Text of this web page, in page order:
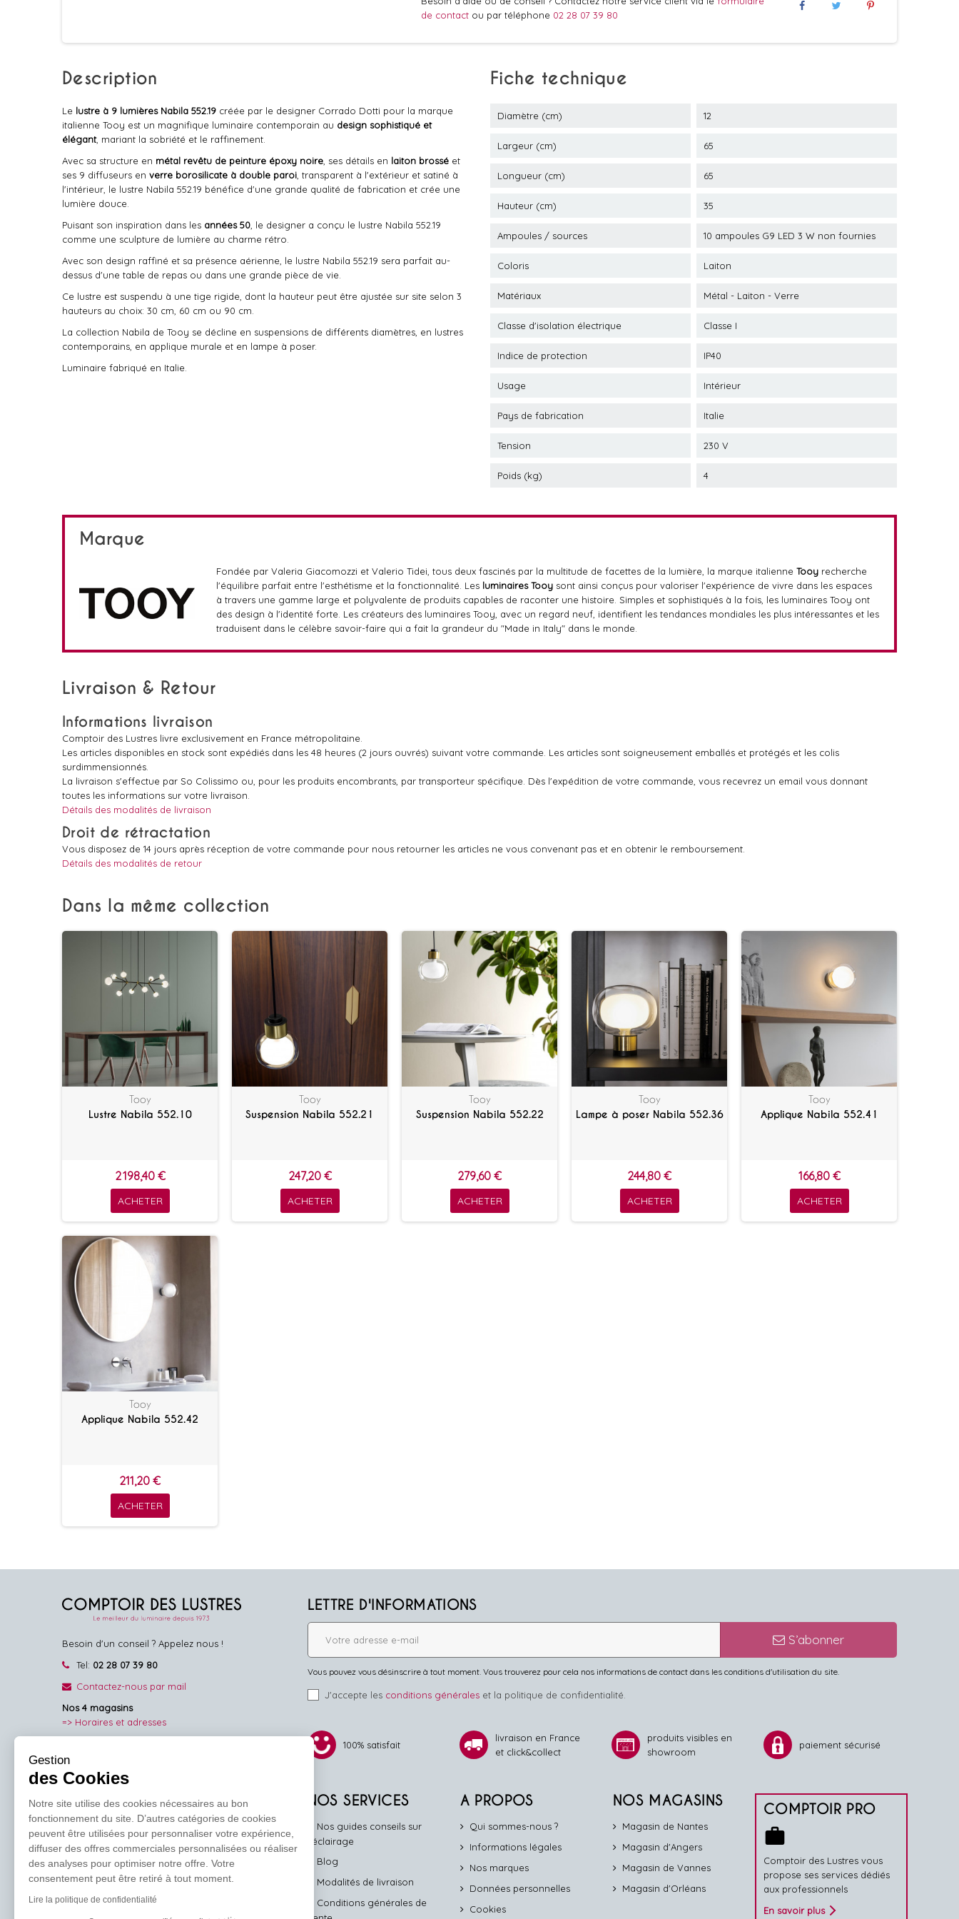
de contact ou par téléphone 02 28 07 39 80
Description
Le lustre à 9 lumières Nabila 552.19 créée par le designer Corrado Dotti pour la marque
italienne Tooy est un magnifique luminaire contemporain au design sophistiqué et
élégant, mariant la sobriété et le raffinement.
Avec sa structure en métal revêtu de peinture époxy noire , ses détails en laiton brossé et
ses 9 diffuseurs en verre borosilicate à double paroi , transparent à l'extérieur et satiné à
l'intérieur, le lustre Nabila 552.19 bénéfice d'une grande qualité de fabrication et crée une
lumière douce.
Puisant son inspiration dans les années 50 , le designer a conçu le lustre Nabila 552.19
comme une sculpture de lumière au charme rétro.
Avec son design raffiné et sa présence aérienne, le lustre Nabila 552.19 sera parfait au-
dessus d'une table de repas ou dans une grande pièce de vie.
Ce lustre est suspendu à une tige rigide, dont la hauteur peut être ajustée sur site selon 3
hauteurs au choix: 30 cm, 60 cm ou 90 cm.
La collection Nabila de Tooy se décline en suspensions de différents diamètres, en lustres
contemporains, en applique murale et en lampe à poser.
Luminaire fabriqué en Italie.
Fiche technique
Diamètre (cm) 12
Largeur (cm) 65
Longueur (cm) 65
Hauteur (cm) 35
Ampoules / sources 10 ampoules G9 LED 3 W non fournies
Coloris Laiton
Matériaux Métal - Laiton - Verre
Classe d'isolation électrique Classe I
Indice de protection IP40
Usage Intérieur
Pays de fabrication Italie
Tension 230 V
Poids (kg) 4
Marque
Fondée par Valeria Giacomozzi et Valerio Tidei, tous deux fascinés par la multitude de facettes de la lumière, la marque italienne Tooy recherche
l'équilibre parfait entre l'esthétisme et la fonctionnalité. Les luminaires Tooy sont ainsi conçus pour valoriser l'expérience de vivre dans les espaces
à travers une gamme large et polyvalente de produits capables de raconter une histoire. Simples et sophistiqués à la fois, les luminaires Tooy ont
des design à l'identité forte. Les créateurs des luminaires Tooy, avec un regard neuf, identifient les tendances mondiales les plus intéressantes et les
traduisent dans le célèbre savoir-faire qui a fait la grandeur du "Made in Italy" dans le monde.
Livraison & Retour
Informations livraison
Comptoir des Lustres livre exclusivement en France métropolitaine.
Les articles disponibles en stock sont expédiés dans les 48 heures (2 jours ouvrés) suivant votre commande. Les articles sont soigneusement emballés et protégés et les colis
surdimmensionnés.
La livraison s'effectue par So Colissimo ou, pour les produits encombrants, par transporteur spécifique. Dès l'expédition de votre commande, vous recevrez un email vous donnant
toutes les informations sur votre livraison.
Détails des modalités de livraison
Droit de rétractation
Vous disposez de 14 jours après réception de votre commande pour nous retourner les articles ne vous convenant pas et en obtenir le remboursement.
Détails des modalités de retour
Dans la même collection
Tooy
Lustre Nabila 552.10
2 198,40 €
ACHETER
Tooy
Suspension Nabila 552.21
247,20 €
ACHETER
Tooy
Suspension Nabila 552.22
279,60 €
ACHETER
Tooy
Lampe à poser Nabila 552.36
244,80 €
ACHETER
Tooy
Applique Nabila 552.41
166,80 €
ACHETER
Tooy
Applique Nabila 552.42
211,20 €
ACHETER
Besoin d'un conseil ? Appelez nous !
Tel: 02 28 07 39 80
Contactez-nous par mail
Nos 4 magasins
=> Horaires et adresses
NOUS SUIVRE
Facebook
LETTRE D'INFORMATIONS
S’abonner
Vous pouvez vous désinscrire à tout moment. Vous trouverez pour cela nos informations de contact dans les conditions d'utilisation du site.
J'accepte les conditions généraleset la politique de confidentialité.
100% satisfait
livraison en France
et click&collect
produits visibles en
showroom
paiement sécurisé
NOS SERVICES
Nos guides conseils sur
l'éclairage
Blog
Modalités de livraison
Conditions générales de
A PROPOS
Qui sommes-nous ?
Informations légales
Nos marques
Données personnelles
Cookies
NOS MAGASINS
Magasin de Nantes
Magasin d'Angers
Magasin de Vannes
Magasin d'Orléans
COMPTOIR PRO
work
Comptoir des Lustres vous
propose ses services dédiés
aux professionnels
En savoir plus
Gestion
des Cookies
Notre site utilise des cookies nécessaires au bon
fonctionnement du site. D’autres catégories de cookies
peuvent être utilisées pour personnaliser votre expérience,
diffuser des offres commerciales personnalisées ou réaliser
des analyses pour optimiser notre offre. Votre
consentement peut être retiré à tout moment.
Lire la politique de confidentialité